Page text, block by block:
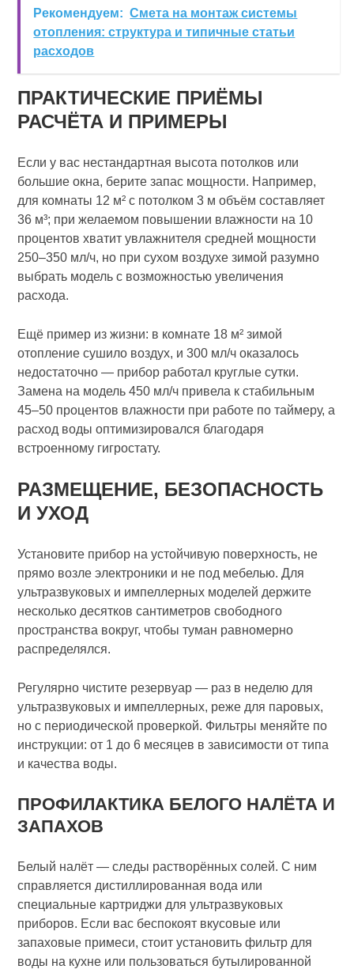
Рекомендуем: Смета на монтаж системы
отопления: структура и типичные статьи
расходов
ПРАКТИЧЕСКИЕ ПРИЁМЫ
РАСЧЁТА И ПРИМЕРЫ
Если у вас нестандартная высота потолков или
большие окна, берите запас мощности. Например,
для комнаты 12 м² с потолком 3 м объём составляет
36 м³; при желаемом повышении влажности на 10
процентов хватит увлажнителя средней мощности
250–350 мл/ч, но при сухом воздухе зимой разумно
выбрать модель с возможностью увеличения
расхода.
Ещё пример из жизни: в комнате 18 м² зимой
отопление сушило воздух, и 300 мл/ч оказалось
недостаточно — прибор работал круглые сутки.
Замена на модель 450 мл/ч привела к стабильным
45–50 процентов влажности при работе по таймеру, а
расход воды оптимизировался благодаря
встроенному гигростату.
РАЗМЕЩЕНИЕ, БЕЗОПАСНОСТЬ
И УХОД
Установите прибор на устойчивую поверхность, не
прямо возле электроники и не под мебелью. Для
ультразвуковых и импеллерных моделей держите
несколько десятков сантиметров свободного
пространства вокруг, чтобы туман равномерно
распределялся.
Регулярно чистите резервуар — раз в неделю для
ультразвуковых и импеллерных, реже для паровых,
но с периодической проверкой. Фильтры меняйте по
инструкции: от 1 до 6 месяцев в зависимости от типа
и качества воды.
ПРОФИЛАКТИКА БЕЛОГО НАЛЁТА И
ЗАПАХОВ
Белый налёт — следы растворённых солей. С ним
справляется дистиллированная вода или
специальные картриджи для ультразвуковых
приборов. Если вас беспокоят вкусовые или
запаховые примеси, стоит установить фильтр для
воды на кухне или пользоваться бутылированной